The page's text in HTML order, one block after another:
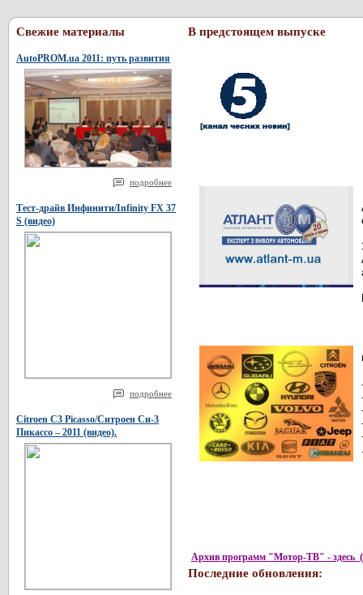
Свежие материалы
AutoPROM.ua 2011: путь развития
подробнее
Тест-драйв Инфинити/Infinity FX 37
S (видео)
подробнее
Citroen C3 Picasso/Ситроен Си-3
Пикассо – 2011 (видео).
В предстоящем выпуске
Архив программ "Мотор-ТВ" - здесь
Последние обновления: